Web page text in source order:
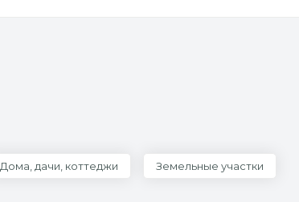
Дома, дачи, коттеджи Земельные участки